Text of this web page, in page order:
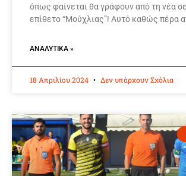
όπως φαίνεται θα γράφουν από τη νέα
επίθετο “Μούχλιας”! Αυτό καθώς πέρα
ΑΝΑΛΥΤΙΚΆ »
18 Απριλίου 2024 Δεν υπάρχουν Σχόλια